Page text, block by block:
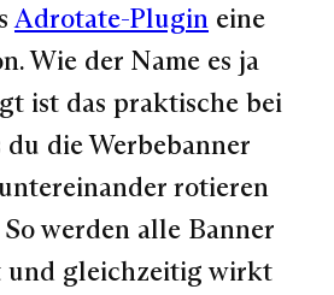
Adrotate-Plugin eine
Wie der Name es ja
ist das praktische bei
du die Werbebanner
rotieren
werden alle Banner
und gleichzeitig wirkt